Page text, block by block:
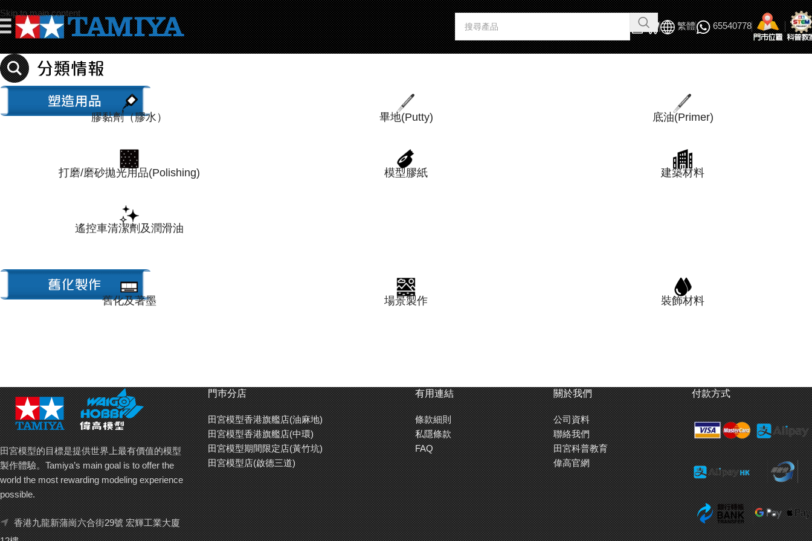
Skip to main content
繁體 65540778
膠黏劑（膠水）
打磨/磨砂拋光用品(Polishing)
遙控車清潔劑及潤滑油
畢地(Putty)
模型膠紙
底油(Primer)
建築材料
舊化及著墨 場景製作 裝飾材料
田宮模型的目標是提供世界上最有價值的模型
製作體驗。Tamiya’s main goal is to offer the
world the most rewarding modeling experience
possible.
香港九龍新蒲崗六合街29號 宏輝工業大廈
門巿分店
田宮模型香港旗艦店(油麻地)
田宮模型香港旗艦店(中環)
田宮模型期間限定店(黃竹坑)
田宮模型店(啟德三道)
有用連結
條款細則
私隱條款
FAQ
關於我們
公司資料
聯絡我們
田宮科普教育
偉高官網
付款方式